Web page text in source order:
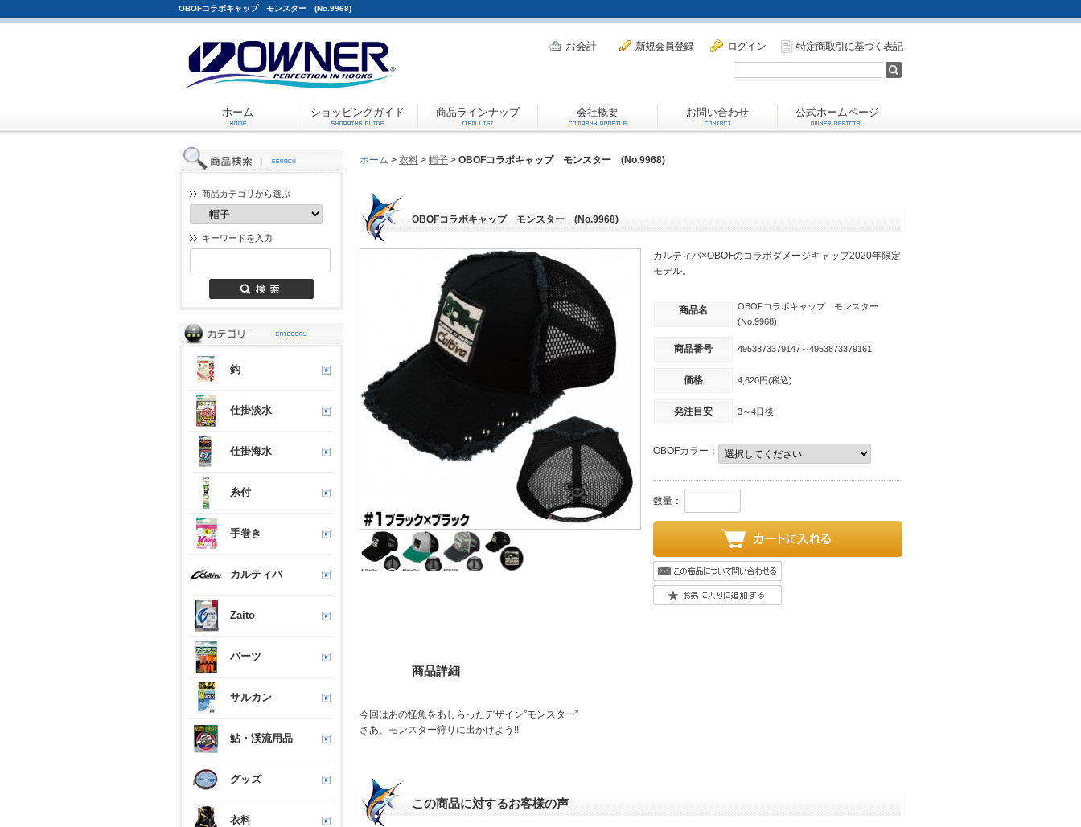
OBOFコラボキャップ モンスター (No.9968)
新規会員登録 ログイン 特定商取引に基づく表記
お会計
ホーム ショッピングガイド 商品ラインナップ 会社概要 お問い合わせ 公式ホームページ
商品カテゴリから選ぶ
キーワードを入力
鈎
仕掛淡水
仕掛海水
糸付
手巻き
カルティバ
Zaito
パーツ
サルカン
鮎・渓流用品
グッズ
衣料
ホーム > 衣料 > 帽子 > OBOFコラボキャップ モンスター (No.9968)
OBOFコラボキャップ モンスター (No.9968)
カルティバ×OBOFのコラボダメージキャップ2020年限定
モデル。
商品名
OBOFコラボキャップ モンスター
(No.9968)
商品番号 4953873379147～4953873379161
価格 4,620円(税込)
発注目安 3～4日後
OBOFカラー：
数量：
商品詳細
今回はあの怪魚をあしらったデザイン”モンスター”
さあ、モンスター狩りに出かけよう!!
この商品に対するお客様の声